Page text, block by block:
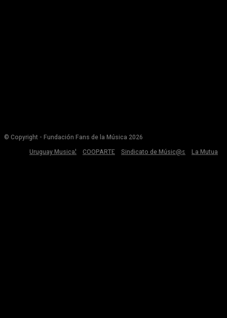
© Copyright - Fundación Fans de la Música 2026
Uruguay Musical
COOPARTE Sindicato de Músic@s La Mutua